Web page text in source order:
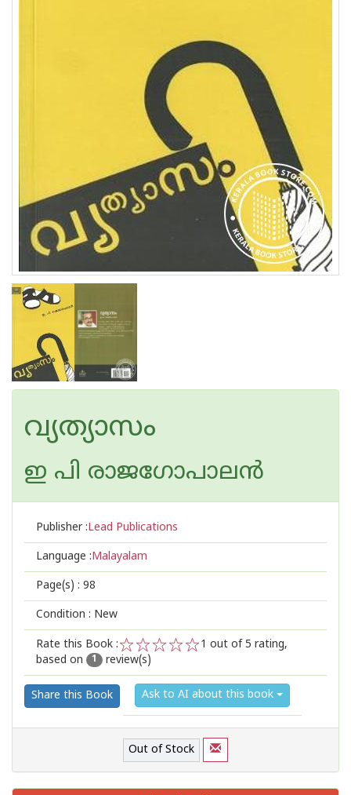
വ്യത്യാസം
ഇ പി രാജഗോപാലന്‍
Publisher :Lead Publications
Language :Malayalam
Page(s) : 98
Condition : New
Rate this Book :
2
1
1 out of 5 rating,
based on
1 review(s)
Share this Book Ask to AI about this book
Out of Stock